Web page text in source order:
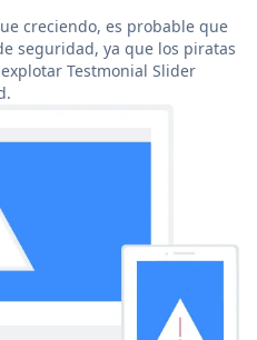
creciendo, es probable que
seguridad, ya que los piratas
Testmonial Slider